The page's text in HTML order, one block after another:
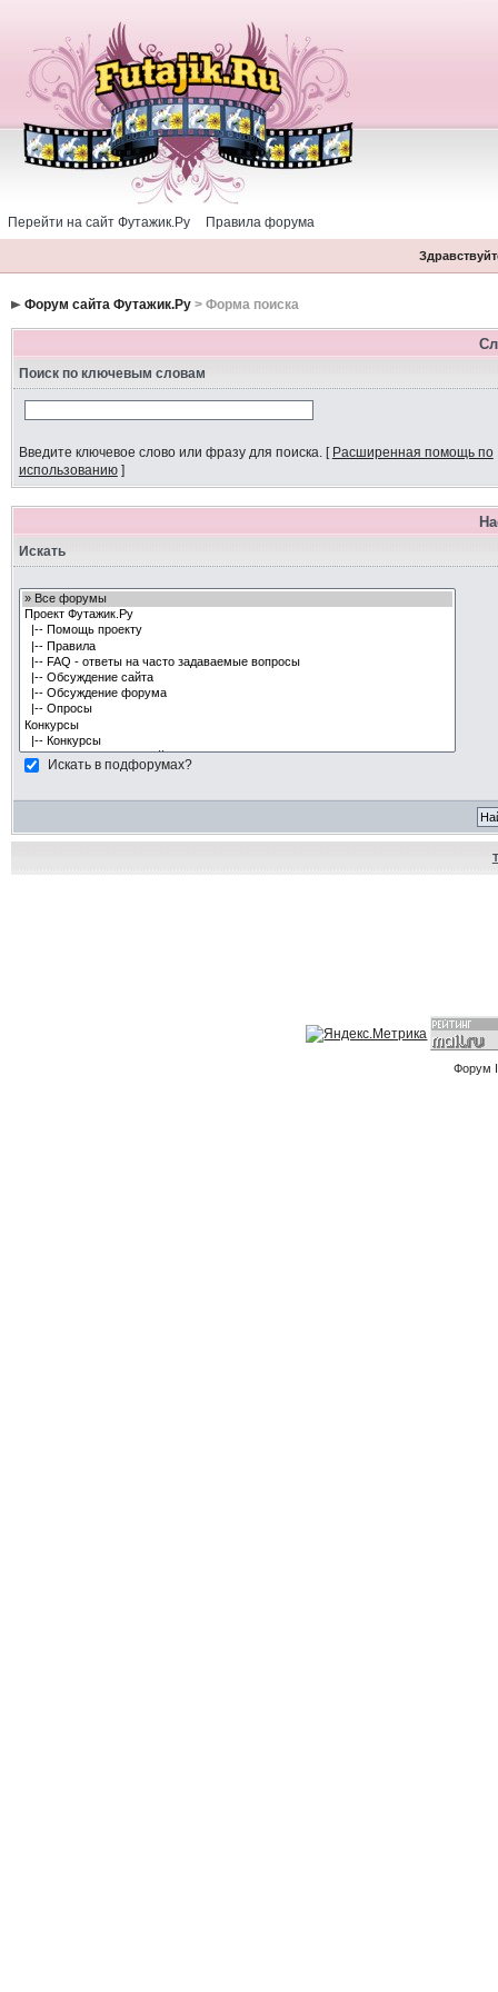
Перейти на сайт Футажик.Ру Правила форума
Форум сайта Футажик.Ру> Форма поиска
Поиск по ключевым словам
Введите ключевое слово или фразу для поиска.[ Расширенная помощь по
использованию]
Искать
Искать в подфорумах?
Форум